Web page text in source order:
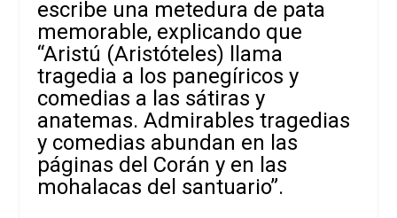
escribe una metedura de pata
memorable, explicando que
“Aristú (Aristóteles) llama
tragedia a los panegíricos y
comedias a las sátiras y
anatemas.Admirables tragedias
y comedias abundan en las
páginas del Corán y en las
mohalacas del santuario”.